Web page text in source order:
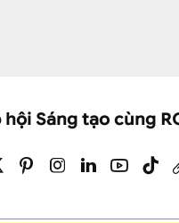
hội Sáng tạo cùng